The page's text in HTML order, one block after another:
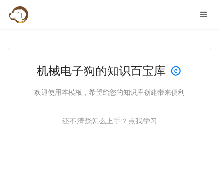
机械电子狗的知识百宝库
欢迎使用本模板，希望给您的知识库创建带来便利
还不清楚怎么上手？点我学习